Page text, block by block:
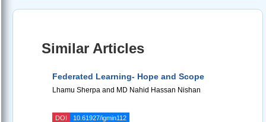
Similar Articles
Federated Learning- Hope and Scope
Lhamu Sherpa and MD Nahid Hassan Nishan
DOI 10.61927/igmin112